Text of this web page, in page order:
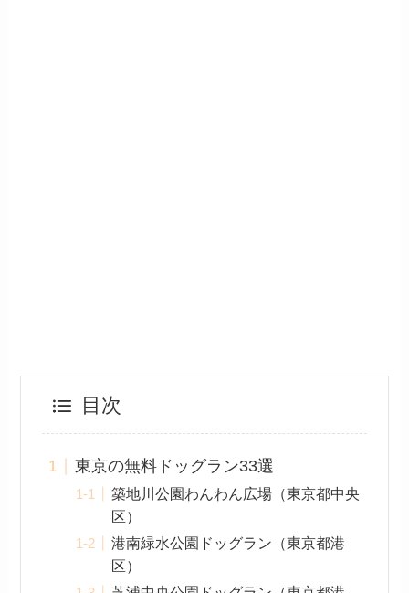
目次
東京の無料ドッグラン33選
築地川公園わんわん広場（東京都中央
区）
港南緑水公園ドッグラン（東京都港
区）